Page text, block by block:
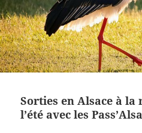
Sorties en Alsace à la
l’été avec les